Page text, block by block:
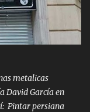
llamado model
relieve que de
conseguir este
con el
perderían el
una sola gama de
metalicas
David García en
Pintar persiana